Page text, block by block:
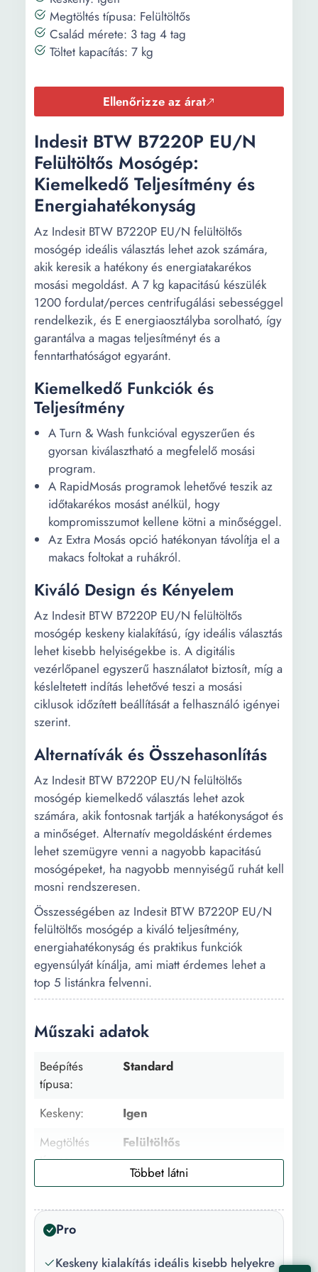
Pamut Műszálas Sport
program Kímélő
Szintetikus program
Öblítő Mosószer
időtartama:
Megtöltés típusa: Felültöltős
Család mérete: 3 tag 4 tag
Töltet kapacítás: 7 kg
Ellenőrizze az árat
Indesit BTW B7220P EU/N
Felültöltős Mosógép:
Kiemelkedő Teljesítmény és
Energiahatékonyság
Az Indesit BTW B7220P EU/N felültöltős
mosógép ideális választás lehet azok számára,
akik keresik a hatékony és energiatakarékos
mosási megoldást. A 7 kg kapacitású készülék
1200 fordulat/perces centrifugálási sebességgel
rendelkezik, és E energiaosztályba sorolható, így
garantálva a magas teljesítményt és a
fenntarthatóságot egyaránt.
Kiemelkedő Funkciók és
Teljesítmény
A Turn & Wash funkcióval egyszerűen és
gyorsan kiválasztható a megfelelő mosási
program.
A RapidMosás programok lehetővé teszik az
időtakarékos mosást anélkül, hogy
kompromisszumot kellene kötni a minőséggel.
Az Extra Mosás opció hatékonyan távolítja el a
makacs foltokat a ruhákról.
Kiváló Design és Kényelem
Az Indesit BTW B7220P EU/N felültöltős
mosógép keskeny kialakítású, így ideális választás
lehet kisebb helyiségekbe is. A digitális
vezérlőpanel egyszerű használatot biztosít, míg a
késleltetett indítás lehetővé teszi a mosási
ciklusok időzített beállítását a felhasználó igényei
szerint.
Alternatívák és Összehasonlítás
Az Indesit BTW B7220P EU/N felültöltős
mosógép kiemelkedő választás lehet azok
számára, akik fontosnak tartják a hatékonyságot és
a minőséget. Alternatív megoldásként érdemes
lehet szemügyre venni a nagyobb kapacitású
mosógépeket, ha nagyobb mennyiségű ruhát kell
mosni rendszeresen.
Összességében az Indesit BTW B7220P EU/N
felültöltős mosógép a kiváló teljesítmény,
energiahatékonyság és praktikus funkciók
egyensúlyát kínálja, ami miatt érdemes lehet a
top 5 listánkra felvenni.
Műszaki adatok
Beépítés
típusa:
Standard
Keskeny:
Igen
Megtöltés
típusa:
Felültöltős
Család mérete: 3 tag 4 tag
kapacítás:
Centrifugálási 1200 fordulat/perc
Pro
Keskeny kialakítás ideális kisebb helyekre